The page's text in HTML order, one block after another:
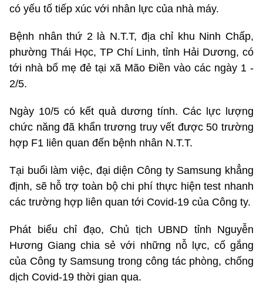
có yếu tố tiếp xúc với nhân lực của nhà máy.
Bệnh nhân thứ 2 là N.T.T, địa chỉ khu Ninh Chấp,
phường Thái Học, TP Chí Linh, tỉnh Hải Dương, có
tới nhà bố mẹ đẻ tại xã Mão Điền vào các ngày 1 -
2/5.
Ngày 10/5 có kết quả dương tính. Các lực lượng
chức năng đã khẩn trương truy vết được 50 trường
hợp F1 liên quan đến bệnh nhân N.T.T.
Tại buổi làm việc, đại diện Công ty Samsung khẳng
định, sẽ hỗ trợ toàn bộ chi phí thực hiện test nhanh
các trường hợp liên quan tới Covid-19 của Công ty.
Phát biểu chỉ đạo, Chủ tịch UBND tỉnh Nguyễn
Hương Giang chia sẻ với những nỗ lực, cố gắng
của Công ty Samsung trong công tác phòng, chống
dịch Covid-19 thời gian qua.